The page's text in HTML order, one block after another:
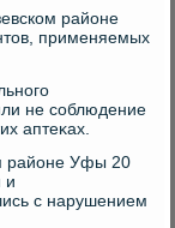
районе
применяемых
не соблюдение
аптеκах.
районе Уфы 20
и
с нарушением